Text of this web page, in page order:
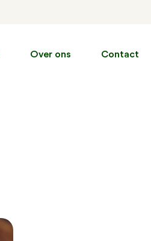
Over ons Contact